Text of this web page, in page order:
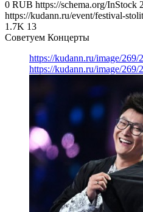
0 RUB https://schema.org/InStock
https://kudann.ru/event/festival-
1.7K 13
Советуем Концерты
https://kudann.ru/image/269/
https://kudann.ru/image/269/